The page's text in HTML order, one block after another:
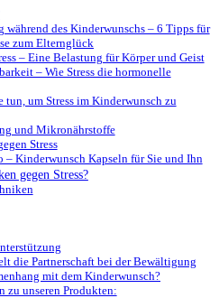
während des Kinderwunschs – 6 Tipps für
zum Elternglück
– Eine Belastung für Körper und Geist
– Wie Stress die hormonelle
tun, um Stress im Kinderwunsch zu
und Mikronährstoffe
Stress
Kinderwunsch Kapseln für Sie und Ihn
gegen Stress?
die Partnerschaft bei der Bewältigung
mit dem Kinderwunsch?
zu unseren Produkten: